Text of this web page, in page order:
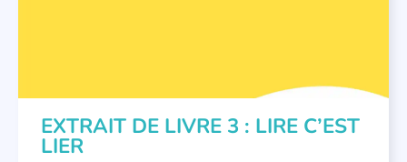
EXTRAIT DE LIVRE 3 : LIRE C’EST
LIER